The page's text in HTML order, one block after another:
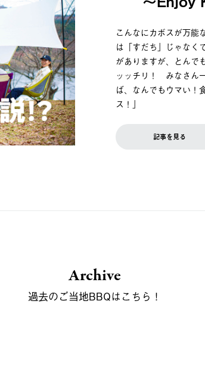
こんなにカボスが万能
は「すだち」じゃなく
がありますが、とんで
ッッチリ！ みなさん
ば、なんでもウマい
ス！」
記事を見る
Archive
過去のご当地BBQはこちら！